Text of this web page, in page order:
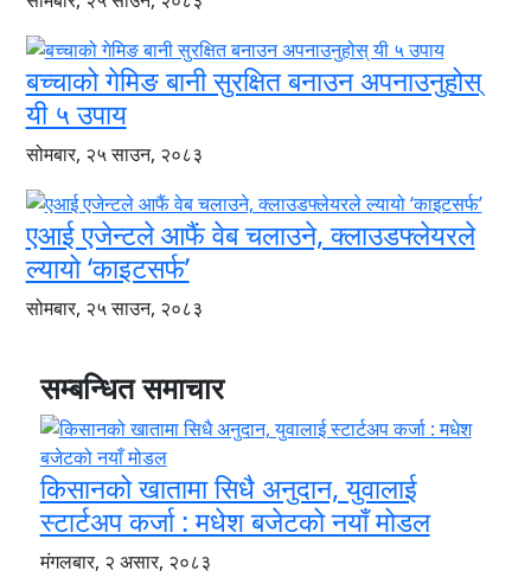
बच्चाको गेमिङ बानी सुरक्षित बनाउन अपनाउनुहोस्
यी ५ उपाय
सोमबार, २५ साउन, २०८३
एआई एजेन्टले आफैं वेब चलाउने, क्लाउडफ्लेयरले
ल्यायो ‘काइटसर्फ’
सोमबार, २५ साउन, २०८३
सम्बन्धित समाचार
किसानको खातामा सिधै अनुदान, युवालाई
स्टार्टअप कर्जा : मधेश बजेटको नयाँ मोडल
मंगलबार, २ असार, २०८३